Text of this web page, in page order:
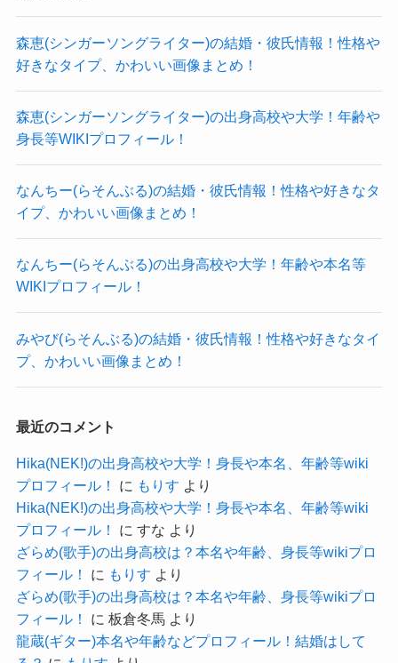
当時から歌声はパワフルですごいものがあります
ね！
高校卒業後に歌手を目指してソウルに引っ越して
いるので、
当時から周りに歌声を褒められいた可能性が高そ
可愛くて歌が上手となると、友人
キムソヒ(トロット)の出身大学！
では、キム・ソヒの出身大学はどこなのでしょう
か？
調べてみたところ、キム・ソヒが大学に進学した
という情報はありませんでした。
参考：https://www.instagram.com/soh_eee
https://www.facebook.com/officialkimsohee
森恵(シンガーソングライター)の結婚・彼氏情報！性格や
好きなタイプ、かわいい画像まとめ！
森恵(シンガーソングライター)の出身高校や大学！年齢や
身長等WIKIプロフィール！
なんちー(らそんぶる)の結婚・彼氏情報！性格や好きなタ
イプ、かわいい画像まとめ！
なんちー(らそんぶる)の出身高校や大学！年齢や本名等
WIKIプロフィール！
みやび(らそんぶる)の結婚・彼氏情報！性格や好きなタイ
プ、かわいい画像まとめ！
最近のコメント
Hika(NEK!)の出身高校や大学！身長や本名、年齢等wiki
プロフィール！
に もりす より
Hika(NEK!)の出身高校や大学！身長や本名、年齢等wiki
プロフィール！
に すな より
ざらめ(歌手)の出身高校は？本名や年齢、身長等wikiプロ
フィール！
に もりす より
ざらめ(歌手)の出身高校は？本名や年齢、身長等wikiプロ
フィール！
に 板倉冬馬より
龍蔵(ギター)本名や年齢などプロフィール！結婚はして